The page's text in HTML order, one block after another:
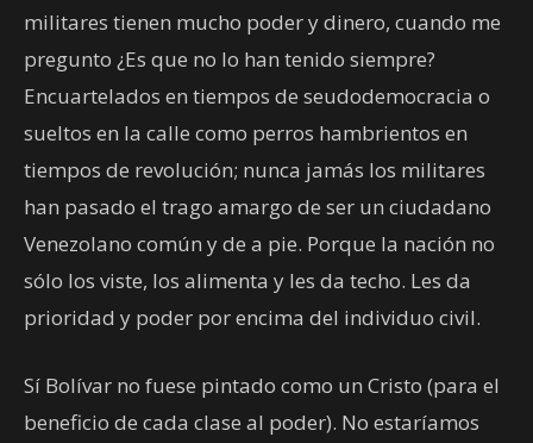
militares tienen mucho poder y dinero, cuando me
pregunto ¿Es que no lo han tenido siempre?
Encuartelados en tiempos de seudodemocracia o
sueltos en la calle como perros hambrientos en
tiempos de revolución; nunca jamás los militares
han pasado el trago amargo de ser un ciudadano
Venezolano común y de a pie. Porque la nación no
sólo los viste, los alimenta y les da techo. Les da
prioridad y poder por encima del individuo civil.
Sí Bolívar no fuese pintado como un Cristo (para el
beneficio de cada clase al poder). No estaríamos